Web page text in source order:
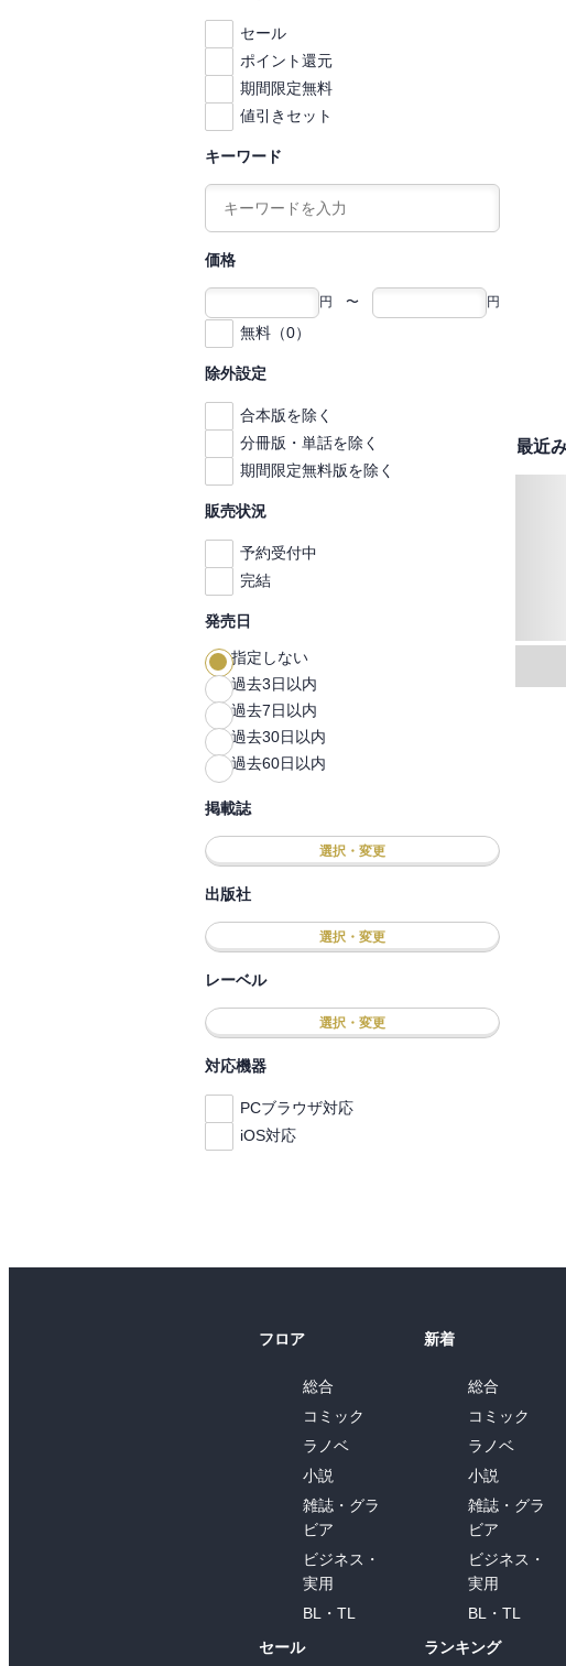
セール
ポイント還元
期間限定無料
値引きセット
キーワード
価格
円 〜 円
無料（0）
除外設定
合本版を除く
分冊版・単話を除く
期間限定無料版を除く
販売状況
予約受付中
完結
発売日
指定しない
過去3日以内
過去7日以内
過去30日以内
過去60日以内
掲載誌
選択・変更
出版社
選択・変更
レーベル
選択・変更
対応機器
PCブラウザ対応
iOS対応
最近
フロア
総合
コミック
ラノベ
小説
雑誌・グラ
ビア
ビジネス・
実用
BL・TL
セール
新着
総合
コミック
ラノベ
小説
雑誌・グラ
ビア
ビジネス・
実用
BL・TL
ランキング